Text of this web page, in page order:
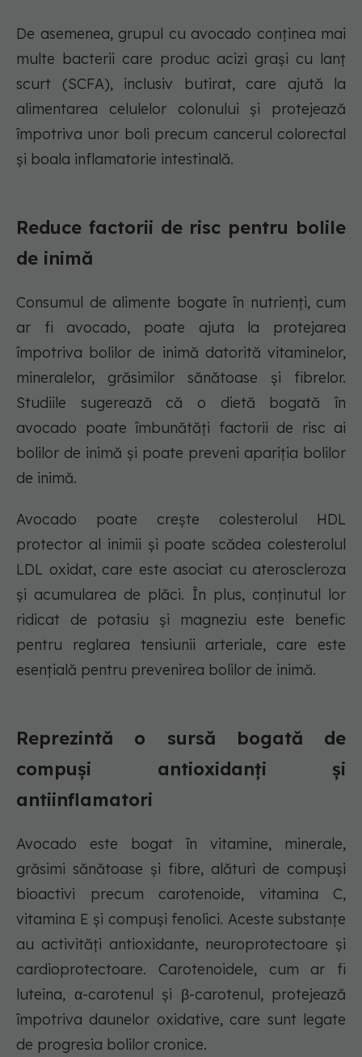
De asemenea, grupul cu avocado conținea mai
multe bacterii care produc acizi grași cu lanț
scurt (SCFA), inclusiv butirat, care ajută la
alimentarea celulelor colonului și protejează
împotriva unor boli precum cancerul colorectal
și boala inflamatorie intestinală.
Reduce factorii de risc pentru bolile
de inimă
Consumul de alimente bogate în nutrienți, cum
ar fi avocado, poate ajuta la protejarea
împotriva bolilor de inimă datorită vitaminelor,
mineralelor, grăsimilor sănătoase și fibrelor.
Studiile sugerează că o dietă bogată în
avocado poate îmbunătăți factorii de risc ai
bolilor de inimă și poate preveni apariția bolilor
de inimă.
Avocado poate crește colesterolul HDL
protector al inimii și poate scădea colesterolul
LDL oxidat, care este asociat cu ateroscleroza
și acumularea de plăci. În plus, conținutul lor
ridicat de potasiu și magneziu este benefic
pentru reglarea tensiunii arteriale, care este
esențială pentru prevenirea bolilor de inimă.
Reprezintă o sursă bogată de
compuși antioxidanți și
antiinflamatori
Avocado este bogat în vitamine, minerale,
grăsimi sănătoase și fibre, alături de compuși
bioactivi precum carotenoide, vitamina C,
vitamina E și compuși fenolici. Aceste substanțe
au activități antioxidante, neuroprotectoare și
cardioprotectoare. Carotenoidele, cum ar fi
luteina, α-carotenul și β-carotenul, protejează
împotriva daunelor oxidative, care sunt legate
de progresia bolilor cronice.